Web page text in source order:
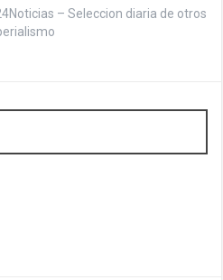
– Seleccion diaria de otros